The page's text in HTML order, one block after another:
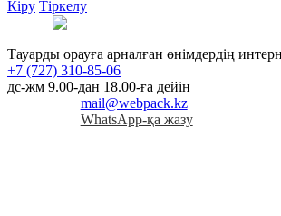
Кіру Тіркелу
Тауарды орауға арналған өнімдердің
+7 (727) 310-85-06
дс-жм 9.00-дан 18.00-ға дейін
mail@webpack.kz
WhatsApp-қа жазу